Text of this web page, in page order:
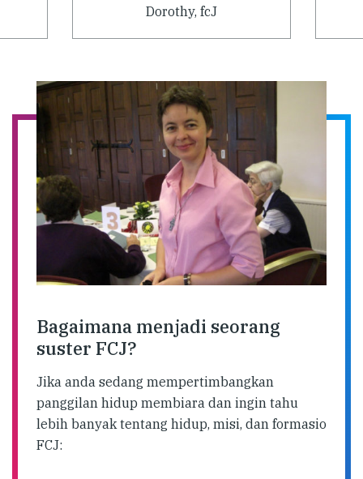
Dorothy, fcJ
Bagaimana menjadi seorang
suster FCJ?
Jika anda sedang mempertimbangkan
panggilan hidup membiara dan ingin tahu
lebih banyak tentang hidup, misi, dan formasio
FCJ: